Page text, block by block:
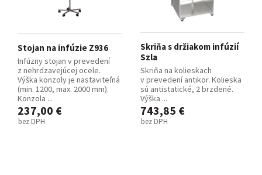
Stojan na infúzie Z936
Infúzny stojan v prevedení
z nehrdzavejúcej ocele.
Výška konzoly je nastaviteľná
(min. 1200, max. 2000 mm).
Konzola ...
237,00 €
bez DPH
Skriňa s držiakom infúzií
Szla
Skriňa na kolieskach
v prevedení antikor. Kolieska
sú antistatické, 2 brzdené.
Výška ...
743,85 €
bez DPH